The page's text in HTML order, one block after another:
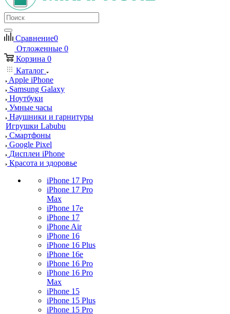
Сравнение0
Отложенные 0
Корзина 0
Каталог
Apple iPhone
Samsung Galaxy
Ноутбуки
Умные часы
Наушники и гарнитуры
Игрушки Labubu
Смартфоны
Google Pixel
Дисплеи iPhone
Красота и здоровье
iPhone 17 Pro
iPhone 17 Pro
Max
iPhone 17e
iPhone 17
iPhone Air
iPhone 16
iPhone 16 Plus
iPhone 16e
iPhone 16 Pro
iPhone 16 Pro
Max
iPhone 15
iPhone 15 Plus
iPhone 15 Pro